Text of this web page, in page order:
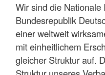
Wir sind die
Bundesrepublik
einer weltweit
mit einheitlichem
gleicher Struktur auf.